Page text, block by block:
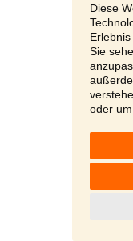
Diese
Sie
oder